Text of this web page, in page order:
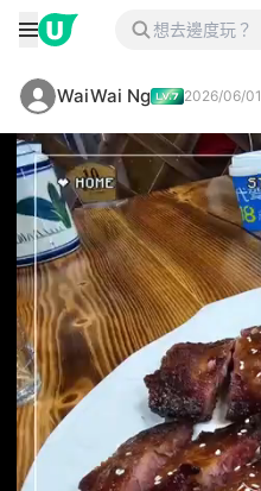
WaiWai Ng 2026/06/01